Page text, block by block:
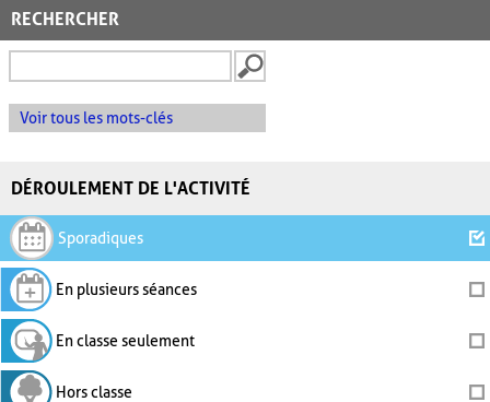
RECHERCHER
Voir tous les mots-clés
DÉROULEMENT DE L'ACTIVITÉ
Sporadiques
En plusieurs séances
En classe seulement
Hors classe